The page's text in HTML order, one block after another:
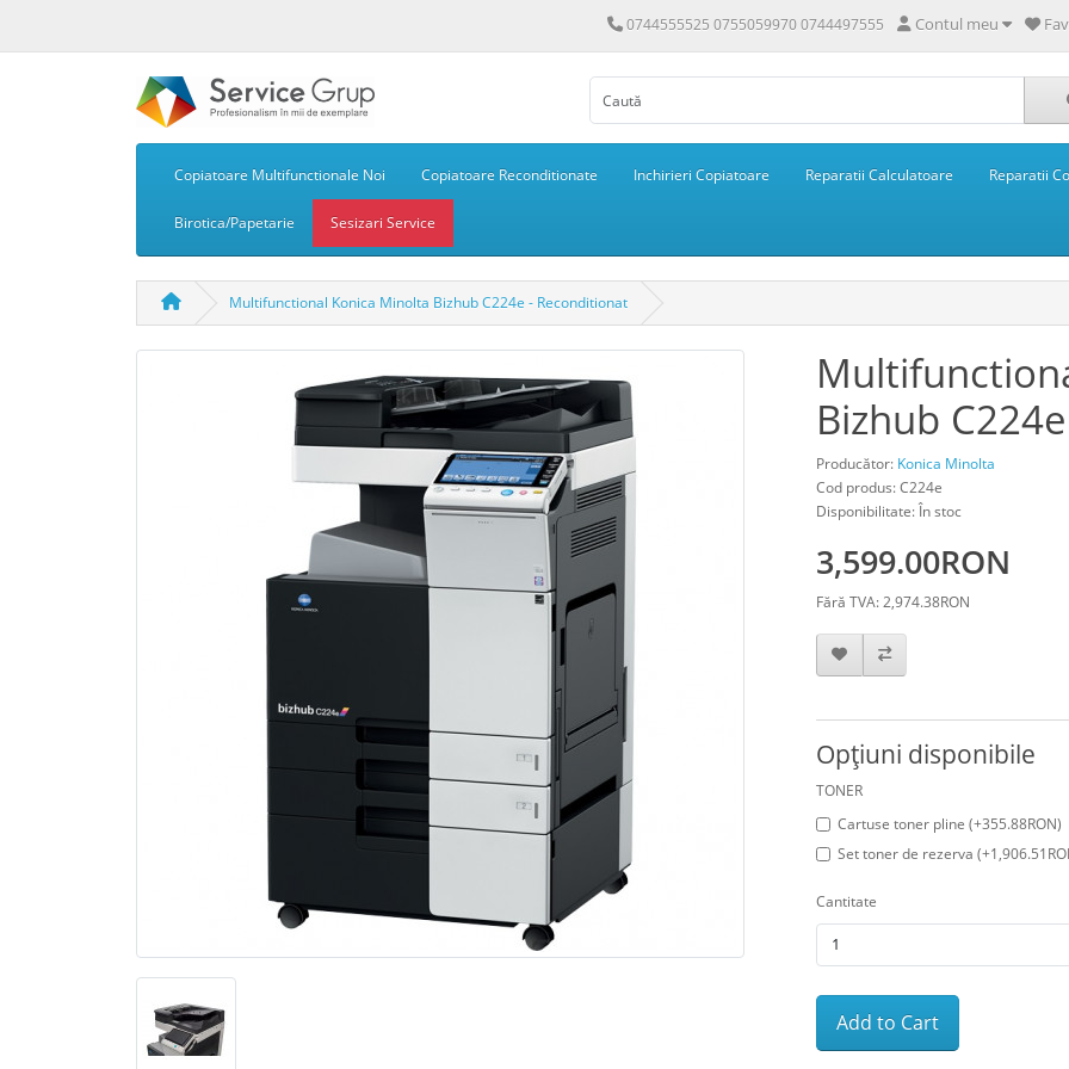
0744555525 0755059970 0744497555 Contul meu
Copiatoare Multifunctionale Noi Copiatoare Reconditionate Inchirieri Copiatoare Reparatii Calculatoare Reparatii
Birotica/Papetarie Sesizari Service
Multifunctional Konica Minolta Bizhub C224e - Reconditionat
Bizhub
Producător: Konica Minolta
Cod produs: C224e
Disponibilitate: În stoc
3,599.00RON
Fără TVA: 2,974.38RON
Opţiuni disponibile
TONER
Cartuse toner pline (+355.88RON)
Set toner de rezerva
Cantitate
Add to Cart